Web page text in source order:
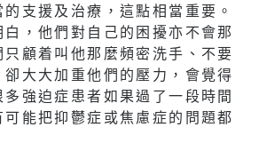
支援及治療，這點相當重要。
白，他們對自己的困擾亦不會那
顧着叫他那麼頻密洗手、不要
大大加重他們的壓力，會覺得
強迫症患者如果過了一段時間
能把抑鬱症或焦慮症的問題都